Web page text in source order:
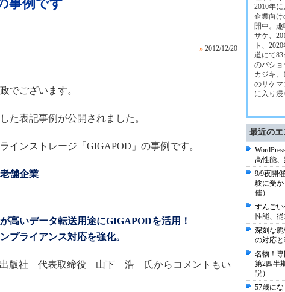
事例です
» 2012/12/20
でございます。
た表記事例が公開されました。
インストレージ「GIGAPOD」の事例です。
舗企業
高いデータ転送用途にGIGAPODを活用！
プライアンス対応を強化。
出版社 代表取締役 山下 浩 氏からコメントもい
2010年
企業向け
開中。趣
サケ、
ト、
道にて
のバショ
カジキ、
のサケマ
に入り浸
最近の
高性能
9/9夜開
験に受
催）
すんご
性能、従
深刻な
の対応
名物！
第2四半
説）
57歳に